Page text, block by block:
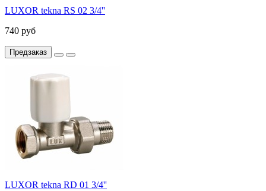
LUXOR tekna RS 02 3/4''
740 руб
Предзаказ
LUXOR tekna RD 01 3/4''